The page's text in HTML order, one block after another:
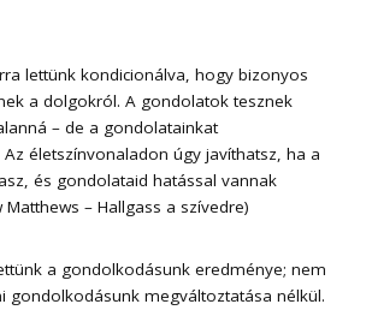
lettünk kondicionálva, hogy bizonyos
a dolgokról. A gondolatok tesznek
– de a gondolatainkat
életszínvonaladon úgy javíthatsz, ha a
és gondolataid hatással vannak
– Hallgass a szívedre)
a gondolkodásunk eredménye; nem
gondolkodásunk megváltoztatása nélkül.